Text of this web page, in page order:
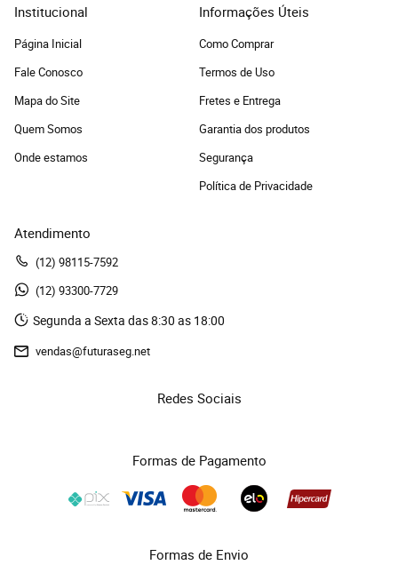
Institucional
Página Inicial
Fale Conosco
Mapa do Site
Quem Somos
Onde estamos
Informações Úteis
Como Comprar
Termos de Uso
Fretes e Entrega
Garantia dos produtos
Segurança
Política de Privacidade
Atendimento
(12) 98115-7592
(12) 93300-7729
Segunda a Sexta das 8:30 as 18:00
vendas@futuraseg.net
Redes Sociais
Formas de Pagamento
Formas de Envio